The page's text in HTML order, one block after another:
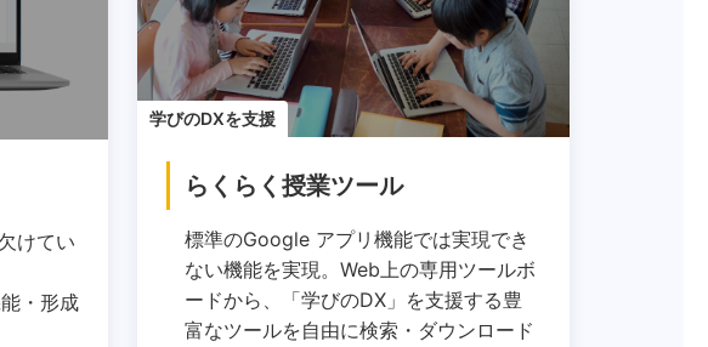
けてい
・形成
学びのDXを支援
らくらく授業ツール
標準のGoogle アプリ機能では実現でき
ない機能を実現。Web上の専用ツールボ
ードから、「学びのDX」を支援する豊
富なツールを自由に検索・ダウンロード